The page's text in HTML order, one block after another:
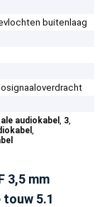
buitenlaag
audiokabel, 3,
,
3,5 mm
5.1